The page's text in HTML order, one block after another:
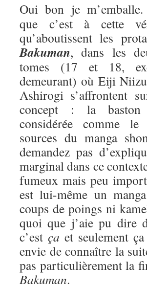
Oui bon je m’emballe.
que c’est à cette
qu’aboutissent les
Bakuman, dans les
tomes (17 et 18,
demeurant) où Eiji
Ashirogi s’affrontent
concept : la baston
considérée comme
sources du manga
demandez pas
marginal dans ce
fumeux mais peu
est lui-même un
coups de poings ni
quoi que j’aie pu dire
c’estça et seulement
envie de connaître la
pas particulièrement la
Bakuman.